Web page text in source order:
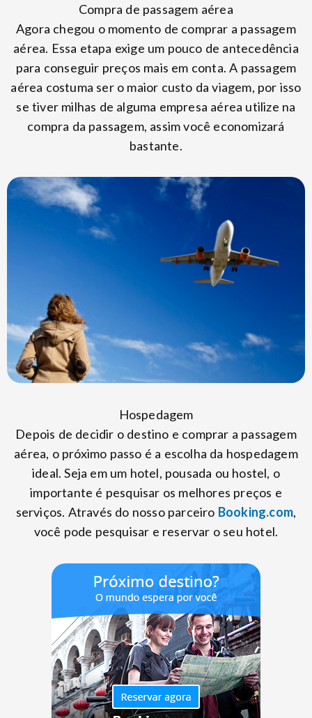
Compra de passagem aérea
Agora chegou o momento de comprar a passagem
aérea. Essa etapa exige um pouco de antecedência
para conseguir preços mais em conta. A passagem
aérea costuma ser o maior custo da viagem, por isso
se tiver milhas de alguma empresa aérea utilize na
compra da passagem, assim você economizará
bastante.
Hospedagem
Depois de decidir o destino e comprar a passagem
aérea, o próximo passo é a escolha da hospedagem
ideal. Seja em um hotel, pousada ou hostel, o
importante é pesquisar os melhores preços e
serviços. Através do nosso parceiro Booking.com,
você pode pesquisar e reservar o seu hotel.